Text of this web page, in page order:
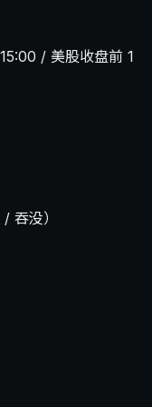
/ 美股收盘前 1
/ 吞没）